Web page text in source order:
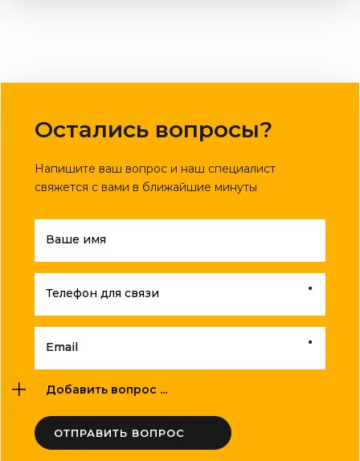
Остались вопросы?
Напишите ваш вопрос и наш специалист
свяжется с вами в ближайшие минуты
Ваше имя
Телефон для связи
Email
Добавить вопрос ...
ОТПРАВИТЬ ВОПРОС